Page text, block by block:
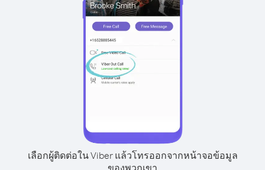
เลือกผู้ติดต่อใน Viber แล้วโทรออกจากหน้าจอข้อมูล
ของพวกเขา